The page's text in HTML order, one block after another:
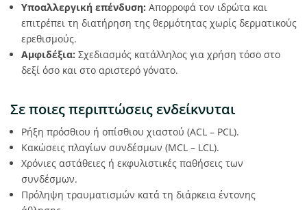
Υποαλλεργική επένδυση: Απορροφά τον ιδρώτα και
επιτρέπει τη διατήρηση της θερμότητας χωρίς δερματικούς
ερεθισμούς.
Αμφιδέξια: Σχεδιασμός κατάλληλος για χρήση τόσο στο
δεξί όσο και στο αριστερό γόνατο.
Σε ποιες περιπτώσεις ενδείκνυται
Ρήξη πρόσθιου ή οπίσθιου χιαστού (ACL – PCL).
Κακώσεις πλαγίων συνδέσμων (MCL – LCL).
Χρόνιες αστάθειες ή εκφυλιστικές παθήσεις των
συνδέσμων.
Πρόληψη τραυματισμών κατά τη διάρκεια έντονης